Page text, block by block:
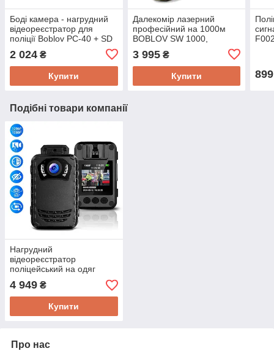
Боді камера - нагрудний
відеореєстратор для
поліції Boblov PC-40 + SD
автономної зйомки
2 024 ₴
Купити
Далекомір лазерний
професійний на 1000м
BOBLOV SW 1000,
оптичний вимірювач кута,
відстані, швидкості
3 995₴
Купити 899
Подібні товари компанії
Нагрудний
відеореєстратор
поліцейський на одяг
Boblov N9, 1296P, 165
градусів, потужний АКБ
2600 мАч Оригінал!
4 949 ₴
Купити
Про нас